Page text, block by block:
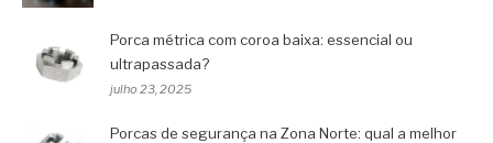
Porca métrica com coroa baixa: essencial ou
ultrapassada?
julho 23, 2025
Porcas de segurança na Zona Norte: qual a melhor